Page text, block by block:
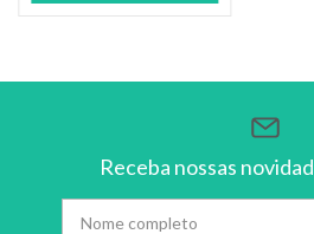
Receba nossas